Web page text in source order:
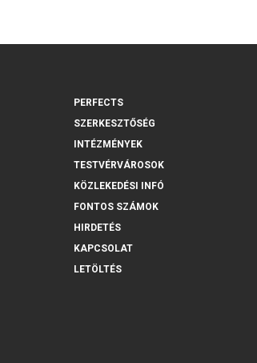
PERFECTS
SZERKESZTŐSÉG
INTÉZMÉNYEK
TESTVÉRVÁROSOK
KÖZLEKEDÉSI INFÓ
FONTOS SZÁMOK
HIRDETÉS
KAPCSOLAT
LETÖLTÉS